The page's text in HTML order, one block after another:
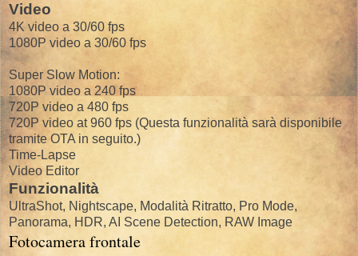
Video
4K video a 30/60 fps
1080P video a 30/60 fps
Super Slow Motion:
1080P video a 240 fps
720P video a 480 fps
720P video at 960 fps (Questa funzionalità sarà disponibile
tramite OTA in seguito.)
Time-Lapse
Video Editor
Funzionalità
UltraShot, Nightscape, Modalità Ritratto, Pro Mode,
Panorama, HDR, AI Scene Detection, RAW Image
Fotocamera frontale